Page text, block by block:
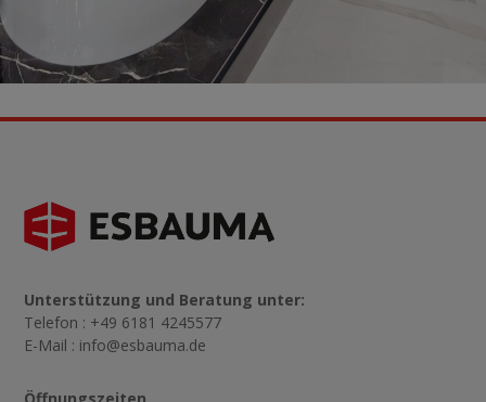
Unterstützung und Beratung unter:
Telefon : +49 6181 4245577
E-Mail : info@esbauma.de